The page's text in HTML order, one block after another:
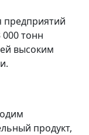
предприятий
тонн
высоким
продукт,